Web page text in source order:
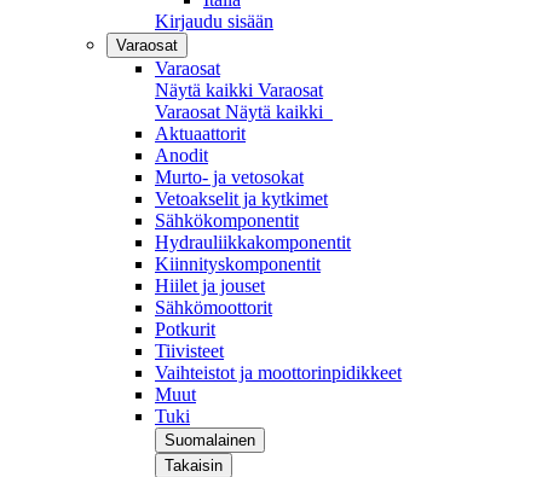
Kirjaudu sisään
Varaosat
Varaosat
Näytä kaikki Varaosat
Varaosat Näytä kaikki
Aktuaattorit
Anodit
Murto- ja vetosokat
Vetoakselit ja kytkimet
Sähkökomponentit
Hydrauliikkakomponentit
Kiinnityskomponentit
Hiilet ja jouset
Sähkömoottorit
Potkurit
Tiivisteet
Vaihteistot ja moottorinpidikkeet
Muut
Tuki
Suomalainen
Takaisin